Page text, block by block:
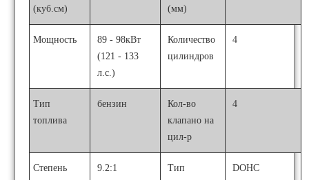
(куб.см)
(мм)
Мощность
89 - 98кВт
(121 - 133
л.с.)
Количество
цилиндров
4
Тип
топлива
бензин
Кол-во
клапано на
цил-р
4
Степень
9.2:1
Тип
DOHC